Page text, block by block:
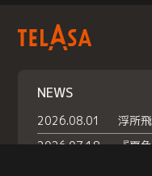
NEWS
2026.08.01
2026.07.18